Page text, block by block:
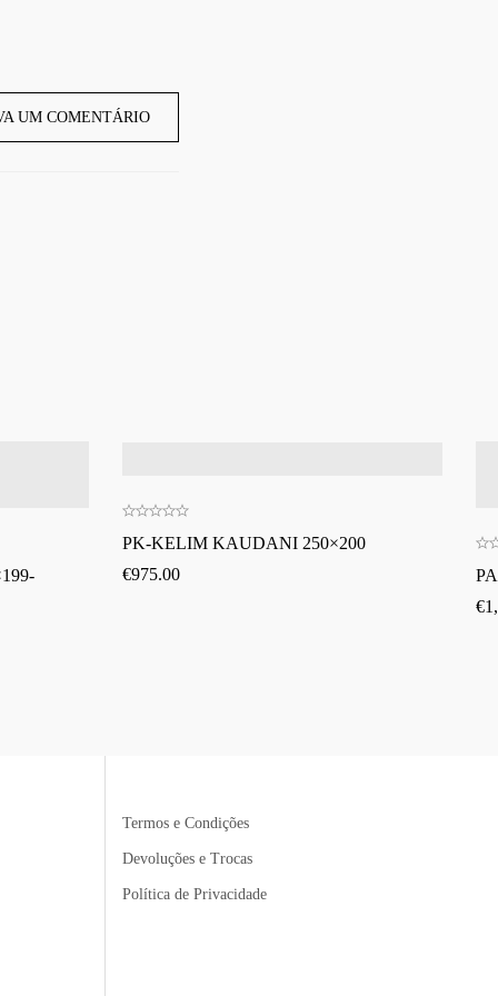
UM COMENTÁRIO
PK-KELIM KAUDANI 250×200
€975.00
€
Termos e Condições
Devoluções e Trocas
Política de Privacidade